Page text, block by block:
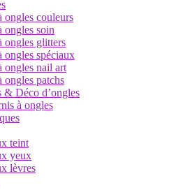
ongles couleurs
ongles soin
ongles glitters
ongles spéciaux
ongles nail art
ongles patchs
& Déco d’ongles
à ongles
teint
yeux
lèvres